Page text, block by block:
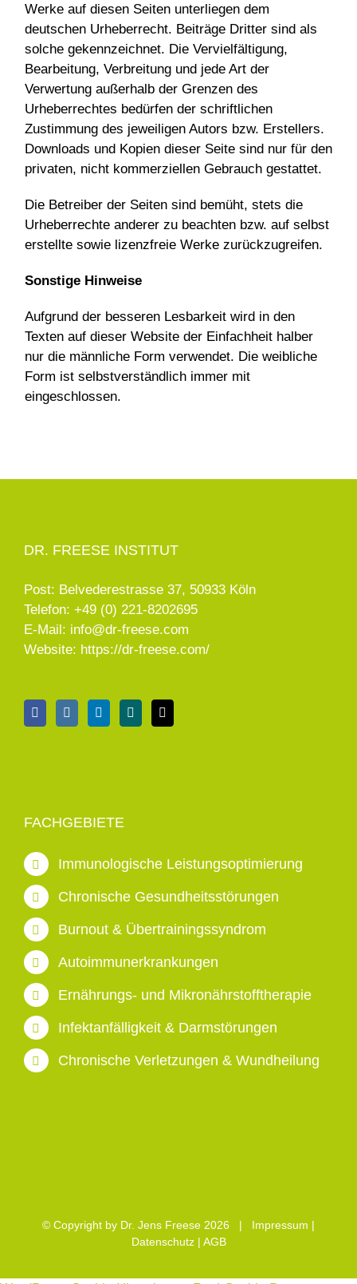
Werke auf diesen Seiten unterliegen dem
deutschen Urheberrecht. Beiträge Dritter sind als
solche gekennzeichnet. Die Vervielfältigung,
Bearbeitung, Verbreitung und jede Art der
Verwertung außerhalb der Grenzen des
Urheberrechtes bedürfen der schriftlichen
Zustimmung des jeweiligen Autors bzw. Erstellers.
Downloads und Kopien dieser Seite sind nur für den
privaten, nicht kommerziellen Gebrauch gestattet.
Die Betreiber der Seiten sind bemüht, stets die
Urheberrechte anderer zu beachten bzw. auf selbst
erstellte sowie lizenzfreie Werke zurückzugreifen.
Sonstige Hinweise
Aufgrund der besseren Lesbarkeit wird in den
Texten auf dieser Website der Einfachheit halber
nur die männliche Form verwendet. Die weibliche
Form ist selbstverständlich immer mit
eingeschlossen.
DR. FREESE INSTITUT
Post: Belvederestrasse 37, 50933 Köln
Telefon: +49 (0) 221-8202695
E-Mail: info@dr-freese.com
Website: https://dr-freese.com/
FACHGEBIETE
Immunologische Leistungsoptimierung
Chronische Gesundheitsstörungen
Burnout & Übertrainingssyndrom
Autoimmunerkrankungen
Ernährungs- und Mikronährstofftherapie
Infektanfälligkeit & Darmstörungen
Chronische Verletzungen & Wundheilung
© Copyright by Dr. Jens Freese 2026 | Impressum |
Datenschutz| AGB